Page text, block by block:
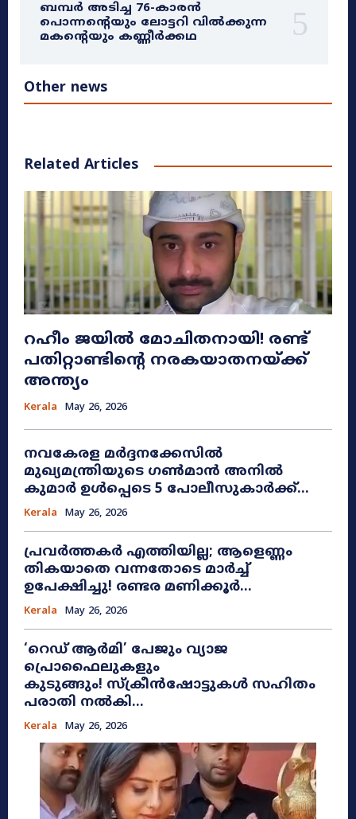
ബമ്പർ അടിച്ച 76-കാരൻ
പൊന്നന്റെയും ലോട്ടറി വിൽക്കുന്ന
മകന്റെയും കണ്ണീർക്കഥ
Other news
Related Articles
റഹീം ജയിൽ മോചിതനായി! രണ്ട്
പതിറ്റാണ്ടിന്റെ നരകയാതനയ്ക്ക്
അന്ത്യം
Kerala May 26, 2026
നവകേരള മർദ്ദനക്കേസിൽ
മുഖ്യമന്ത്രിയുടെ ഗൺമാൻ അനിൽ
കുമാർ ഉൾപ്പെടെ 5 പോലീസുകാർക്ക്...
Kerala May 26, 2026
പ്രവർത്തകർ എത്തിയില്ല; ആളെണ്ണം
തികയാതെ വന്നതോടെ മാർച്ച്
ഉപേക്ഷിച്ചു! രണ്ടര മണിക്കൂർ...
Kerala May 26, 2026
​‘റെഡ് ആർമി’ പേജും വ്യാജ
പ്രൊഫൈലുകളും
കുടുങ്ങും! സ്ക്രീൻഷോട്ടുകൾ സഹിതം
പരാതി നൽകി...
Kerala May 26, 2026